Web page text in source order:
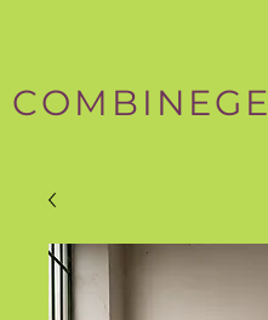
COMBINEGE